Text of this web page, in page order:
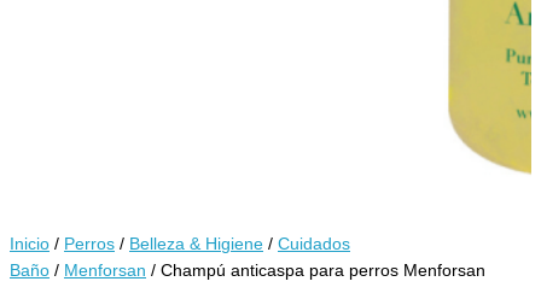
Inicio / Perros / Belleza & Higiene / Cuidados
Baño / Menforsan / Champú anticaspa para perros Menforsan